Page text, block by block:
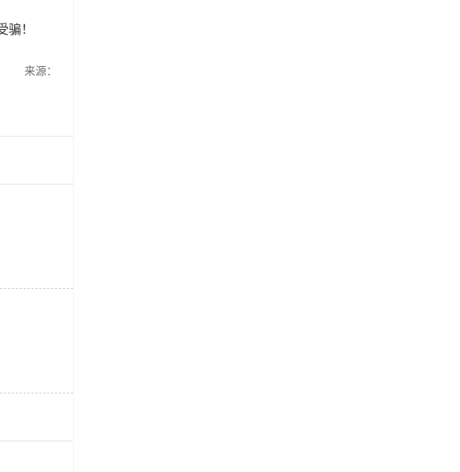
！
来源：